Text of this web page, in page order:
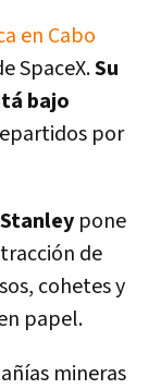
en Cabo
SpaceX.Su
bajo
por
pone
de
cohetes y
papel.
mineras